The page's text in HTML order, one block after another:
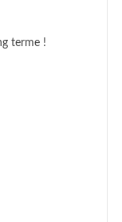
terme !